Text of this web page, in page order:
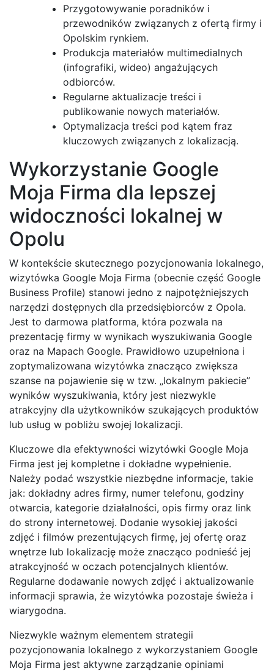
Przygotowywanie poradników i
przewodników związanych z ofertą firmy i
Opolskim rynkiem.
Produkcja materiałów multimedialnych
(infografiki, wideo) angażujących
odbiorców.
Regularne aktualizacje treści i
publikowanie nowych materiałów.
Optymalizacja treści pod kątem fraz
kluczowych związanych z lokalizacją.
Wykorzystanie Google
Moja Firma dla lepszej
widoczności lokalnej w
Opolu
W kontekście skutecznego pozycjonowania lokalnego,
wizytówka Google Moja Firma (obecnie część Google
Business Profile) stanowi jedno z najpotężniejszych
narzędzi dostępnych dla przedsiębiorców z Opola.
Jest to darmowa platforma, która pozwala na
prezentację firmy w wynikach wyszukiwania Google
oraz na Mapach Google. Prawidłowo uzupełniona i
zoptymalizowana wizytówka znacząco zwiększa
szanse na pojawienie się w tzw. „lokalnym pakiecie”
wyników wyszukiwania, który jest niezwykle
atrakcyjny dla użytkowników szukających produktów
lub usług w pobliżu swojej lokalizacji.
Kluczowe dla efektywności wizytówki Google Moja
Firma jest jej kompletne i dokładne wypełnienie.
Należy podać wszystkie niezbędne informacje, takie
jak: dokładny adres firmy, numer telefonu, godziny
otwarcia, kategorie działalności, opis firmy oraz link
do strony internetowej. Dodanie wysokiej jakości
zdjęć i filmów prezentujących firmę, jej ofertę oraz
wnętrze lub lokalizację może znacząco podnieść jej
atrakcyjność w oczach potencjalnych klientów.
Regularne dodawanie nowych zdjęć i aktualizowanie
informacji sprawia, że wizytówka pozostaje świeża i
wiarygodna.
Niezwykle ważnym elementem strategii
pozycjonowania lokalnego z wykorzystaniem Google
Moja Firma jest aktywne zarządzanie opiniami